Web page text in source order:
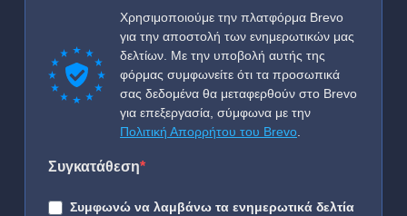
Χρησιμοποιούμε την πλατφόρμα Brevo
για την αποστολή των ενημερωτικών μας
δελτίων. Με την υποβολή αυτής της
φόρμας συμφωνείτε ότι τα προσωπικά
σας δεδομένα θα μεταφερθούν στο Brevo
για επεξεργασία, σύμφωνα με την
Πολιτική Απορρήτου του Brevo
Συγκατάθεση
Συμφωνώ να λαμβάνω τα ενημερωτικά δελτία